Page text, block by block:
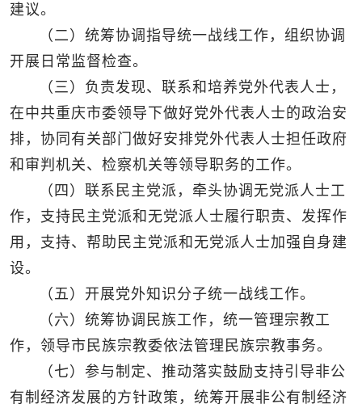
建议。
（二）统筹协调指导统一战线工作，组织协调
开展日常监督检查。
（三）负责发现、联系和培养党外代表人士，
在中共重庆市委领导下做好党外代表人士的政治安
排，协同有关部门做好安排党外代表人士担任政府
和审判机关、检察机关等领导职务的工作。
（四）联系民主党派，牵头协调无党派人士工
作，支持民主党派和无党派人士履行职责、发挥作
用，支持、帮助民主党派和无党派人士加强自身建
设。
（五）开展党外知识分子统一战线工作。
（六）统筹协调民族工作，统一管理宗教工
作，领导市民族宗教委依法管理民族宗教事务。
（七）参与制定、推动落实鼓励支持引导非公
有制经济发展的方针政策，统筹开展非公有制经济